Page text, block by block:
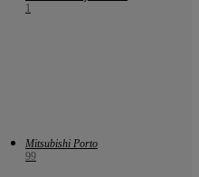
1
Mitsubishi Porto
99